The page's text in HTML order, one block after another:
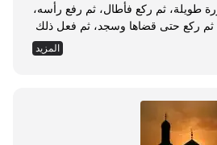
طويلة، ثم ركع فأطال، ثم رفع رأسه،
ثم ركع حتى قضاها وسجد، ثم فعل ذلك
في الثانية، ثم قال: &laquo; إنهما آيتان من آيات الله، فإذا رأيتم
لقد رأيت في مقامي هذا كل شيء
المزيد